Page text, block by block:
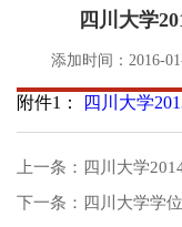
四川大学
添加时间：2016-
附件1： 四川大学
上一条： 四川大学
下一条： 四川大学学